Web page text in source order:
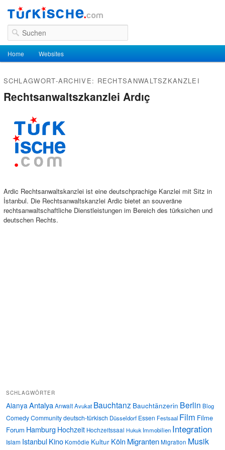
Suchen
Hauptmenü
Zum Inhalt wechseln
Zum sekundären Inhalt wechseln
Home Websites
SCHLAGWORT-ARCHIVE: RECHTSANWALTSZKANZLEI
Rechtsanwaltszkanzlei Ardıç
Ardic Rechtsanwaltskanzlei ist eine deutschprachige Kanzlei mit Sitz in
İstanbul. Die Rechtsanwaltskanzlei Ardic bietet an souveräne
rechtsanwaltschaftliche Dienstleistungen im Bereich des türksichen und
deutschen Rechts.
SCHLAGWÖRTER
AlanyaAntalyaAnwaltAvukat Bauchtanz Bauchtänzerin Berlin Blog
ComedyCommunitydeutsch-türkisch Düsseldorf Essen Festsaal Film Filme
Forum Hamburg Hochzeit Hochzeitssaal Hukuk Immobilien Integration
Islam IstanbulKino Komödie Kultur Köln MigrantenMigration Musik